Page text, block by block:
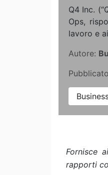
Q4 Inc.
Ops,
lavoro e
Autore:
Fornisce
rapporti